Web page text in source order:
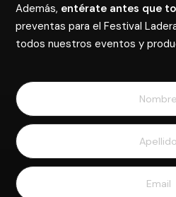
Además, entérate antes que
preventas para el Festival
todos nuestros eventos y